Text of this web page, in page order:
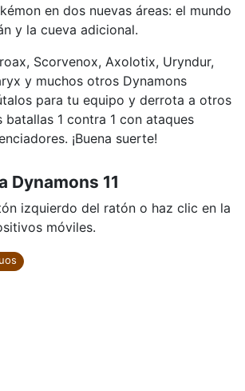
en dos nuevas áreas: el mundo
y la cueva adicional.
Scorvenox, Axolotix, Uryndur,
y muchos otros Dynamons
para tu equipo y derrota a otros
batallas 1 contra 1 con ataques
¡Buena suerte!
Dynamons 11
izquierdo del ratón o haz clic en la
móviles.